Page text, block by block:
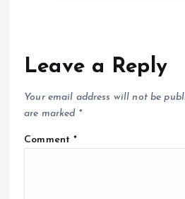
Leave a Reply
Your email address will not be
are marked *
Comment*